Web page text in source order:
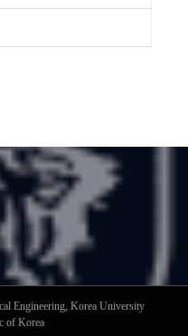
Engineering, Korea University
of Korea